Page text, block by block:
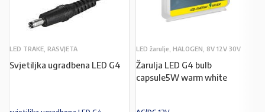
LED TRAKE, RASVJETA
Svjetiljka ugradbena LED G4
LED žarulje, HALOGEN, 8V 12V 30V
Žarulja LED G4 bulb
capsule5W warm white